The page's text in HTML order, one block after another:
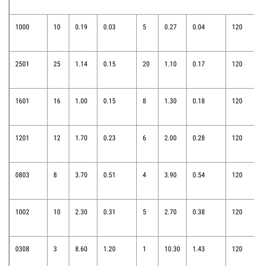
1000 10 0.19 0.03 5 0.27 0.04 120
2501 25 1.14 0.15 20 1.10 0.17 120
1601 16 1.00 0.15 8 1.30 0.18 120
1201 12 1.70 0.23 6 2.00 0.28 120
0803 8 3.70 0.51 4 3.90 0.54 120
1002 10 2.30 0.31 5 2.70 0.38 120
0308 3 8.60 1.20 1 10.30 1.43 120